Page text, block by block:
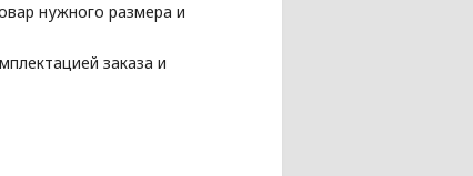
нужного размера и
заказа и